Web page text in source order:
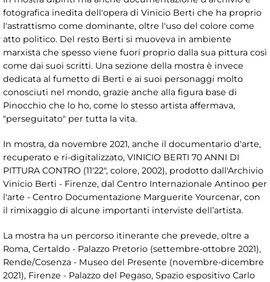
fotografica inedita dell'opera di Vinicio Berti che ha proprio
l'astrattismo come dominante, oltre l'uso del colore come
atto politico. Del resto Berti si muoveva in ambiente
marxista che spesso viene fuori proprio dalla sua pittura così
come dai suoi scritti. Una sezione della mostra è invece
dedicata al fumetto di Berti e ai suoi personaggi molto
conosciuti nel mondo, grazie anche alla figura base di
Pinocchio che lo ho, come lo stesso artista affermava,
"perseguitato" per tutta la vita.
In mostra, da novembre 2021, anche il documentario d'arte,
recuperato e ri-digitalizzato, VINICIO BERTI 70 ANNI DI
PITTURA CONTRO (11'22", colore, 2002), prodotto dall'Archivio
Vinicio Berti - Firenze, dal Centro Internazionale Antinoo per
l'arte - Centro Documentazione Marguerite Yourcenar, con
il rimixaggio di alcune importanti interviste dell’artista.
La mostra ha un percorso itinerante che prevede, oltre a
Roma, Certaldo - Palazzo Pretorio (settembre-ottobre 2021),
Rende/Cosenza - Museo del Presente (novembre-dicembre
2021), Firenze - Palazzo del Pegaso, Spazio espositivo Carlo